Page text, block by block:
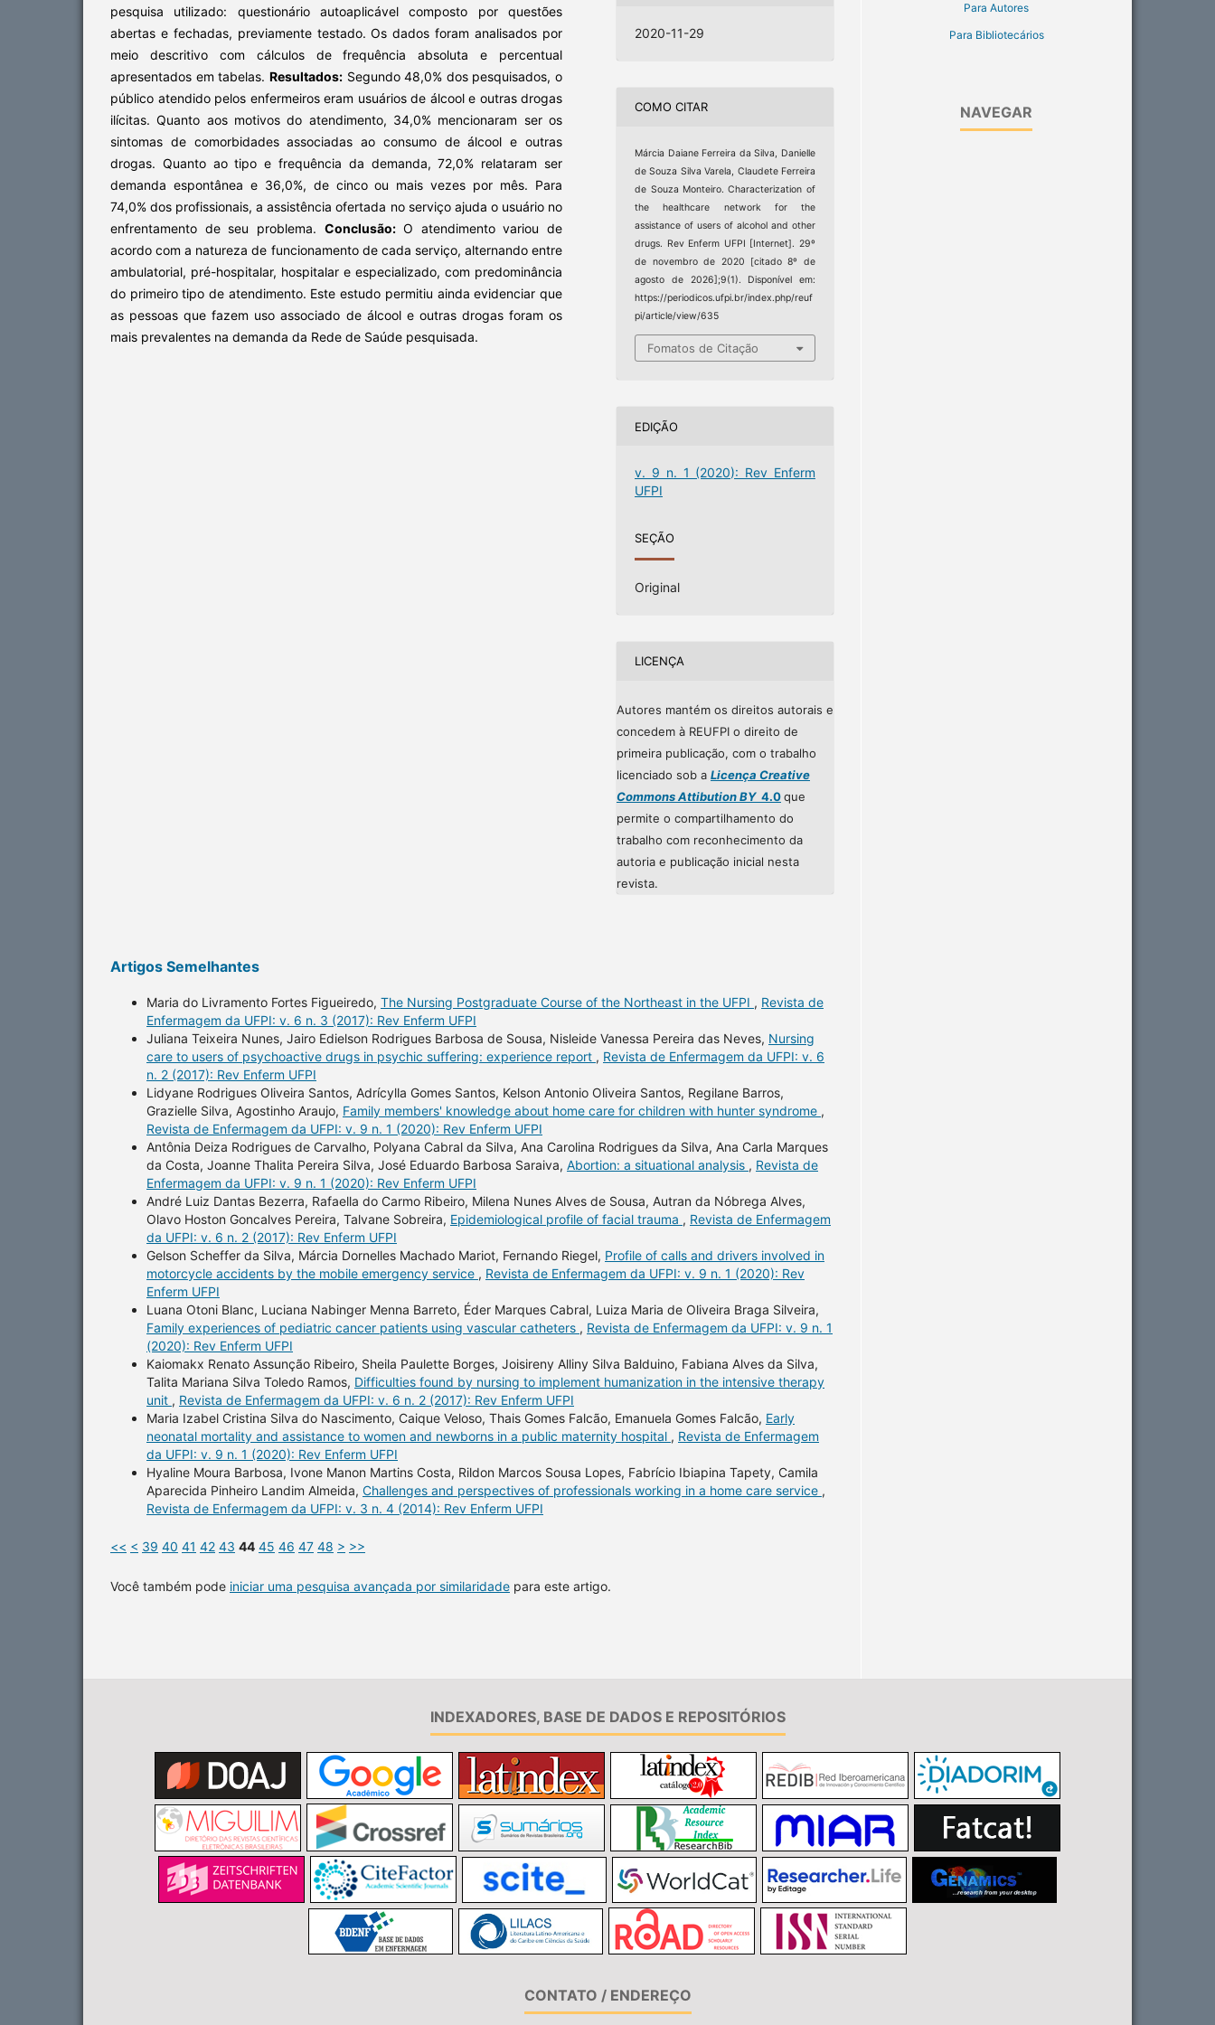
pesquisa utilizado: questionário autoaplicável composto por questões
abertas e fechadas, previamente testado. Os dados foram analisados por
meio descritivo com cálculos de frequência absoluta e percentual
apresentados em tabelas. Resultados:Segundo 48,0% dos pesquisados, o
público atendido pelos enfermeiros eram usuários de álcool e outras drogas
ilícitas. Quanto aos motivos do atendimento, 34,0% mencionaram ser os
sintomas de comorbidades associadas ao consumo de álcool e outras
drogas. Quanto ao tipo e frequência da demanda, 72,0% relataram ser
demanda espontânea e 36,0%, de cinco ou mais vezes por mês. Para
74,0% dos profissionais, a assistência ofertada no serviço ajuda o usuário no
enfrentamento de seu problema. Conclusão:O atendimento variou de
acordo com a natureza de funcionamento de cada serviço, alternando entre
ambulatorial, pré-hospitalar, hospitalar e especializado, com predominância
do primeiro tipo de atendimento. Este estudo permitiu ainda evidenciar que
as pessoas que fazem uso associado de álcool e outras drogas foram os
mais prevalentes na demanda da Rede de Saúde pesquisada.
2020-11-29
COMO CITAR
Márcia Daiane Ferreira da Silva, Danielle
de Souza Silva Varela, Claudete Ferreira
de Souza Monteiro. Characterization of
the healthcare network for the
assistance of users of alcohol and other
drugs. Rev Enferm UFPI [Internet]. 29º
de novembro de 2020 [citado 8º de
agosto de 2026];9(1). Disponível em:
https://periodicos.ufpi.br/index.php/reuf
pi/article/view/635
Fomatos de Citação
EDIÇÃO
v. 9 n. 1 (2020): Rev Enferm
UFPI
SEÇÃO
Original
LICENÇA
Autores mantém os direitos autorais e
concedem à REUFPI o direito de
primeira publicação, com o trabalho
licenciado sob a Licença Creative
Commons Attibution BY4.0que
permite o compartilhamento do
trabalho com reconhecimento da
autoria e publicação inicial nesta
revista.
Artigos Semelhantes
Maria do Livramento Fortes Figueiredo, The Nursing Postgraduate Course of the Northeast in the UFPI , Revista de
Enfermagem da UFPI: v. 6 n. 3 (2017): Rev Enferm UFPI
Juliana Teixeira Nunes, Jairo Edielson Rodrigues Barbosa de Sousa, Nisleide Vanessa Pereira das Neves, Nursing
care to users of psychoactive drugs in psychic suffering: experience report , Revista de Enfermagem da UFPI: v. 6
n. 2 (2017): Rev Enferm UFPI
Lidyane Rodrigues Oliveira Santos, Adrícylla Gomes Santos, Kelson Antonio Oliveira Santos, Regilane Barros,
Grazielle Silva, Agostinho Araujo, Family members' knowledge about home care for children with hunter syndrome ,
Revista de Enfermagem da UFPI: v. 9 n. 1 (2020): Rev Enferm UFPI
Antônia Deiza Rodrigues de Carvalho, Polyana Cabral da Silva, Ana Carolina Rodrigues da Silva, Ana Carla Marques
da Costa, Joanne Thalita Pereira Silva, José Eduardo Barbosa Saraiva, Abortion: a situational analysis , Revista de
Enfermagem da UFPI: v. 9 n. 1 (2020): Rev Enferm UFPI
André Luiz Dantas Bezerra, Rafaella do Carmo Ribeiro, Milena Nunes Alves de Sousa, Autran da Nóbrega Alves,
Olavo Hoston Goncalves Pereira, Talvane Sobreira, Epidemiological profile of facial trauma , Revista de Enfermagem
da UFPI: v. 6 n. 2 (2017): Rev Enferm UFPI
Gelson Scheffer da Silva, Márcia Dornelles Machado Mariot, Fernando Riegel, Profile of calls and drivers involved in
motorcycle accidents by the mobile emergency service , Revista de Enfermagem da UFPI: v. 9 n. 1 (2020): Rev
Enferm UFPI
Luana Otoni Blanc, Luciana Nabinger Menna Barreto, Éder Marques Cabral, Luiza Maria de Oliveira Braga Silveira,
Family experiences of pediatric cancer patients using vascular catheters , Revista de Enfermagem da UFPI: v. 9 n. 1
(2020): Rev Enferm UFPI
Kaiomakx Renato Assunção Ribeiro, Sheila Paulette Borges, Joisireny Alliny Silva Balduino, Fabiana Alves da Silva,
Talita Mariana Silva Toledo Ramos, Difficulties found by nursing to implement humanization in the intensive therapy
unit , Revista de Enfermagem da UFPI: v. 6 n. 2 (2017): Rev Enferm UFPI
Maria Izabel Cristina Silva do Nascimento, Caique Veloso, Thais Gomes Falcão, Emanuela Gomes Falcão, Early
neonatal mortality and assistance to women and newborns in a public maternity hospital , Revista de Enfermagem
da UFPI: v. 9 n. 1 (2020): Rev Enferm UFPI
Hyaline Moura Barbosa, Ivone Manon Martins Costa, Rildon Marcos Sousa Lopes, Fabrício Ibiapina Tapety, Camila
Aparecida Pinheiro Landim Almeida, Challenges and perspectives of professionals working in a home care service ,
Revista de Enfermagem da UFPI: v. 3 n. 4 (2014): Rev Enferm UFPI
<< < 39 40 41 42 43 44 45 46 47 48 > >>
Você também pode iniciar uma pesquisa avançada por similaridade para este artigo.
Para Autores
Para Bibliotecários
NAVEGAR
INDEXADORES, BASE DE DADOS E REPOSITÓRIOS
CONTATO / ENDEREÇO